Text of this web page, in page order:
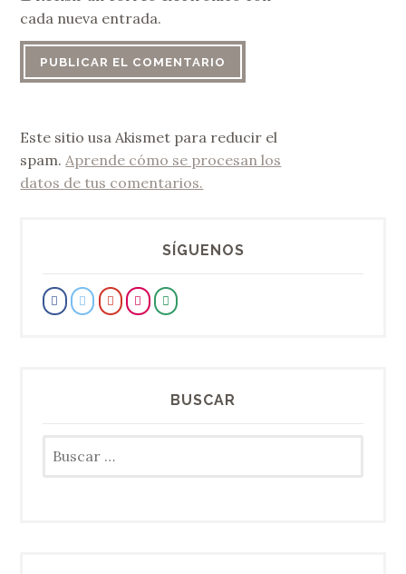
cada nueva entrada.
Este sitio usa Akismet para reducir el
spam. Aprende cómo se procesan los
datos de tus comentarios.
SÍGUENOS
BUSCAR